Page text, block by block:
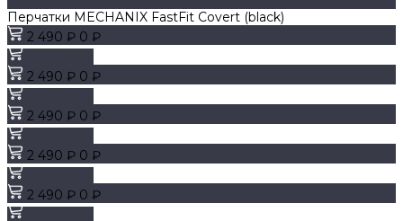
Перчатки MECHANIX FastFit Covert (black)
2 490 ₽ 0 ₽
2 490 ₽ 0 ₽
2 490 ₽ 0 ₽
2 490 ₽ 0 ₽
2 490 ₽ 0 ₽